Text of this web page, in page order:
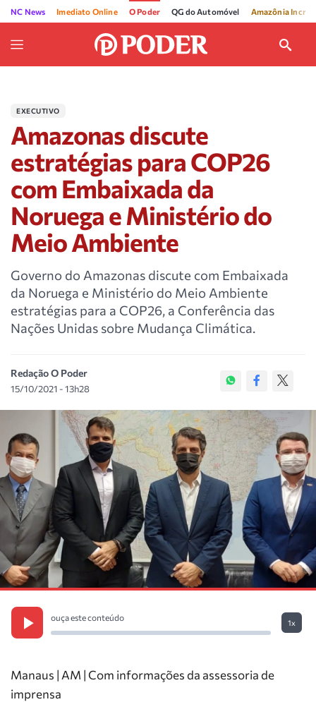
NC News Imediato Online O Poder QG do Automóvel Amazônia
EXECUTIVO
Amazonas discute
estratégias para COP26
com Embaixada da
Noruega e Ministério do
Meio Ambiente
Governo do Amazonas discute com Embaixada
da Noruega e Ministério do Meio Ambiente
estratégias para a COP26, a Conferência das
Nações Unidas sobre Mudança Climática.
Redação O Poder
15/10/2021 - 13h28
ouça este conteúdo
1x
Manaus | AM | Com informações da assessoria de
imprensa